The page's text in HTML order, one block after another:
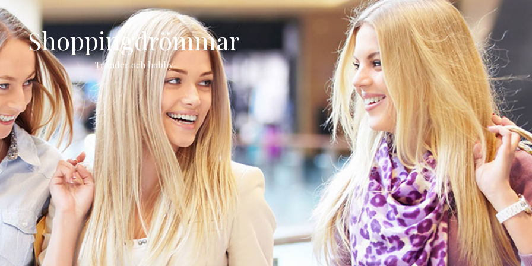
Shoppingdrömmar
Trender och hobby